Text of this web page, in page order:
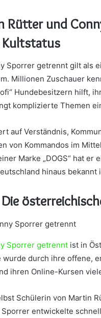
Rütter und
Sporrer getrennt gilt als
Millionen Zuschauer
Hundebesitzern hilft,
komplizierte Themen
auf Verständnis,
von Kommandos im
Marke „DOGS“ hat
hinaus bekannt
Sporrer getrennt ist in
wurde durch ihre offene,
ihren Online-Kursen
Schülerin von Martin
Sporrer entwickelte